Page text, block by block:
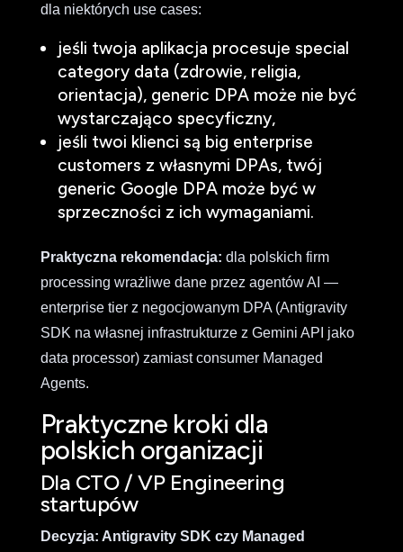
dla niektórych use cases:
jeśli twoja aplikacja procesuje special
category data (zdrowie, religia,
orientacja), generic DPA może nie być
wystarczająco specyficzny,
jeśli twoi klienci są big enterprise
customers z własnymi DPAs, twój
generic Google DPA może być w
sprzeczności z ich wymaganiami.
Praktyczna rekomendacja: dla polskich firm
processing wrażliwe dane przez agentów AI —
enterprise tier z negocjowanym DPA (Antigravity
SDK na własnej infrastrukturze z Gemini API jako
data processor) zamiast consumer Managed
Agents.
Praktyczne kroki dla
polskich organizacji
Dla CTO / VP Engineering
startupów
Decyzja: Antigravity SDK czy Managed